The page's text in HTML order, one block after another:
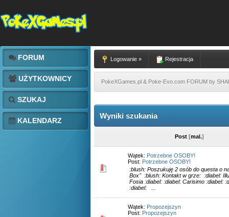
FORUM
UŻYTKOWNICY
SZUKAJ
KALENDARZ
Logowanie » Rejestracja
PokeXGames.pl & Poke-Evo.com FORUM by
Wyniki szukania
Post [mal.]
Wątek: Potrzebne OSOBY!
Post: Potrzebne OSOBY!
:blush: Poszukuję 2 osób do questa o
Box" :blush: Kontakt w grze: :diabel:
Fosia :diabel: :diabel: Carisimo :diabel:
:diabel: ...
Wątek: Propozejszyn
Post: Propozejszyn